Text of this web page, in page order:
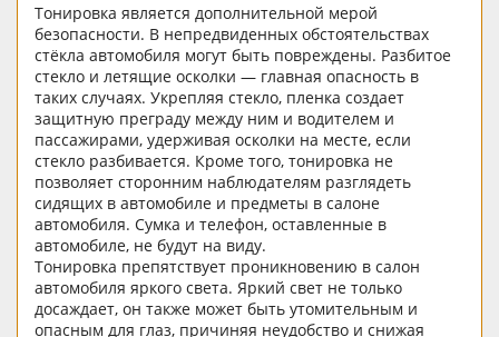
Тонировка является дополнительной мерой
безопасности. В непредвиденных обстоятельствах
стёкла автомобиля могут быть повреждены. Разбитое
стекло и летящие осколки — главная опасность в
таких случаях. Укрепляя стекло, пленка создает
защитную преграду между ним и водителем и
пассажирами, удерживая осколки на месте, если
стекло разбивается. Кроме того, тонировка не
позволяет сторонним наблюдателям разглядеть
сидящих в автомобиле и предметы в салоне
автомобиля. Сумка и телефон, оставленные в
автомобиле, не будут на виду.
Тонировка препятствует проникновению в салон
автомобиля яркого света. Яркий свет не только
досаждает, он также может быть утомительным и
опасным для глаз, причиняя неудобство и снижая